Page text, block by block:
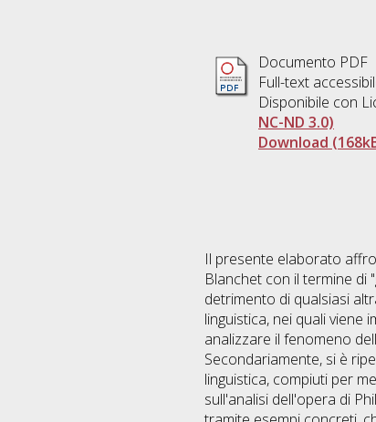
Documento PDF
Full-text
Disponibile con
NC-ND 3.0)
Download
Il presente elaborato
Blanchet con il termine di
detrimento di qualsiasi
linguistica, nei quali
analizzare il fenomeno
Secondariamente, si è
linguistica, compiuti per
sull'analisi dell'opera di